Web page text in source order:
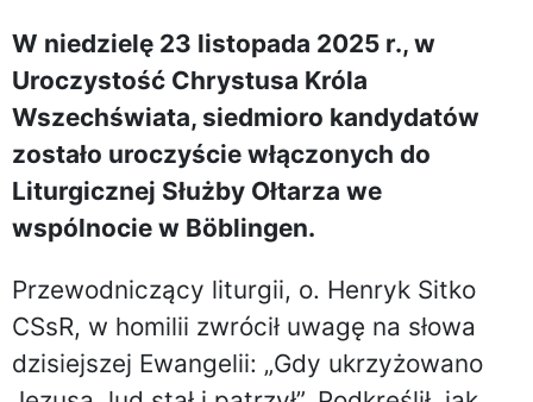
W niedzielę 23 listopada 2025 r., w
Uroczystość Chrystusa Króla
Wszechświata, siedmioro kandydatów
zostało uroczyście włączonych do
Liturgicznej Służby Ołtarza we
wspólnocie w Böblingen.
Przewodniczący liturgii, o. Henryk Sitko
CSsR, w homilii zwrócił uwagę na słowa
dzisiejszej Ewangelii: „Gdy ukrzyżowano